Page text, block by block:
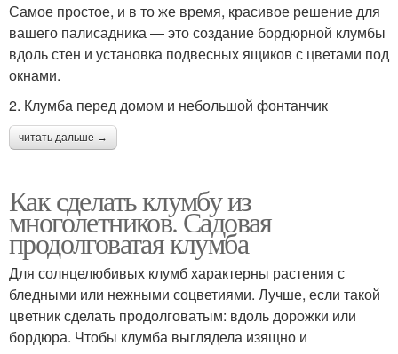
Самое простое, и в то же время, красивое решение для
вашего палисадника — это создание бордюрной клумбы
вдоль стен и установка подвесных ящиков с цветами под
окнами.
2. Клумба перед домом и небольшой фонтанчик
читать дальше →
Как сделать клумбу из
многолетников. Садовая
продолговатая клумба
Для солнцелюбивых клумб характерны растения с
бледными или нежными соцветиями. Лучше, если такой
цветник сделать продолговатым: вдоль дорожки или
бордюра. Чтобы клумба выглядела изящно и